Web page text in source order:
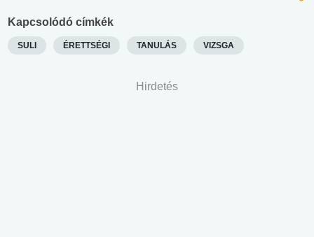
Kapcsolódó címkék
SULI ÉRETTSÉGI TANULÁS VIZSGA
Hirdetés